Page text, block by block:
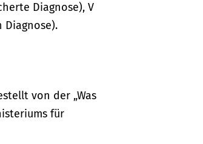
Diagnose), V
Diagnose).
von der „Was
für